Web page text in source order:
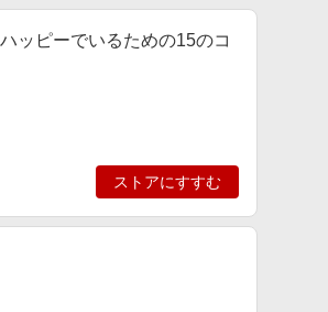
ッピーでいるための15のコ
ストアにすすむ